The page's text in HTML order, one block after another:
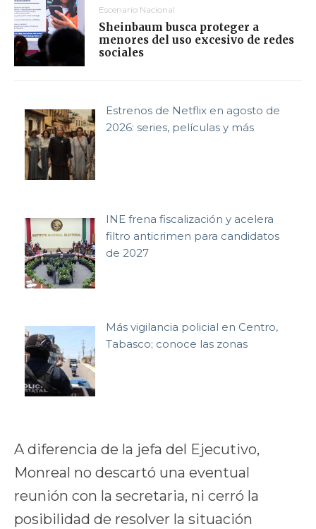
Escenario Nacional
Sheinbaum busca proteger a
menores del uso excesivo de redes
sociales
Estrenos de Netflix en agosto de
2026: series, películas y más
INE frena fiscalización y acelera
filtro anticrimen para candidatos
de 2027
Más vigilancia policial en Centro,
Tabasco; conoce las zonas
A diferencia de la jefa del Ejecutivo,
Monreal no descartó una eventual
reunión con la secretaria, ni cerró la
posibilidad de resolver la situación